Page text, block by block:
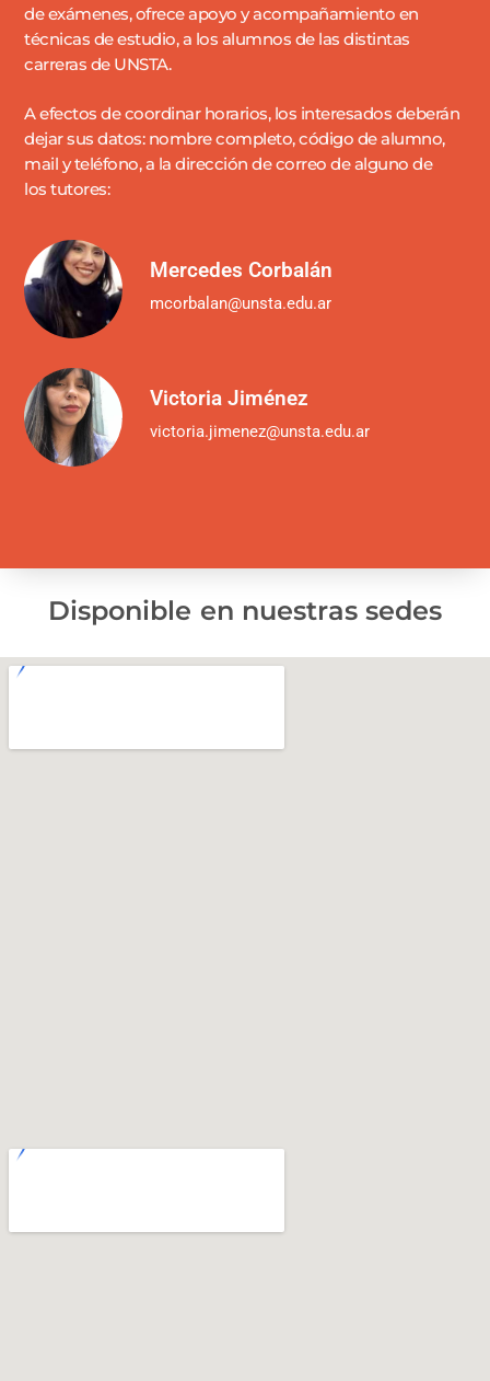
de exámenes, ofrece apoyo y acompañamiento en
técnicas de estudio, a los alumnos de las distintas
carreras de UNSTA.
A efectos de coordinar horarios, los interesados deberán
dejar sus datos: nombre completo, código de alumno,
mail y teléfono, a la dirección de correo de alguno de
los tutores:
Mercedes Corbalán
mcorbalan@unsta.edu.ar
Victoria Jiménez
victoria.jimenez@unsta.edu.ar
Disponible en nuestras sedes